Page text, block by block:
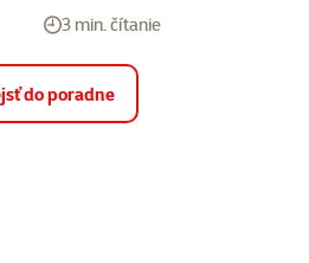
3 min. čítanie
do poradne